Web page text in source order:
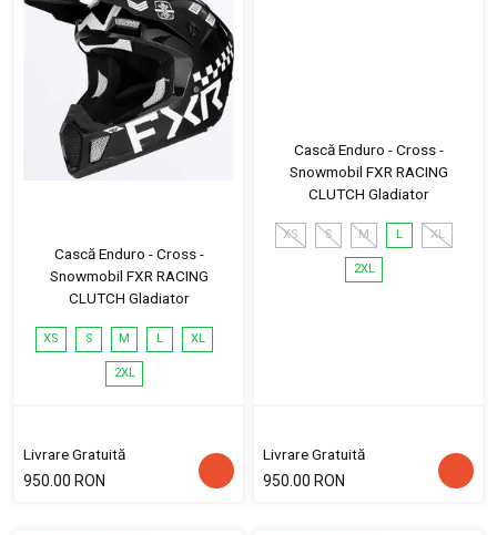
Cască Enduro - Cross -
Snowmobil FXR RACING
CLUTCH Gladiator
XS S M L XL
2XL
Livrare Gratuită
950.00 RON
Cască Enduro - Cross -
Snowmobil FXR RACING
CLUTCH Gladiator
XS S M L XL
2XL
Livrare Gratuită
950.00 RON